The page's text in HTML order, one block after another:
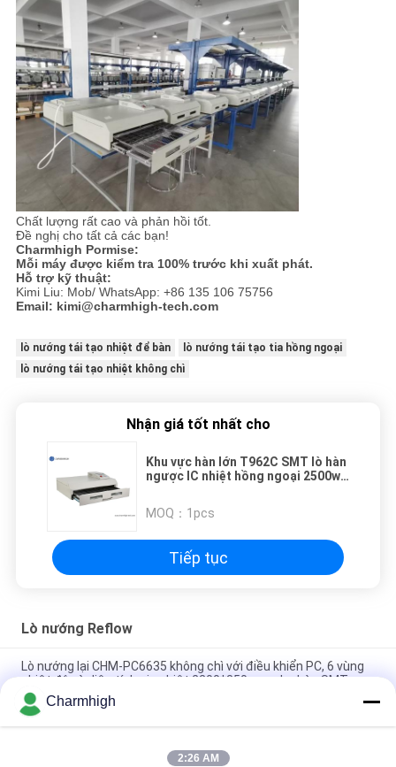
Chất lượng rất cao và phản hồi tốt.
Đề nghị cho tất cả các bạn!
Charmhigh Pormise:
Mỗi máy được kiểm tra 100% trước khi xuất phát.
Hỗ trợ kỹ thuật:
Kimi Liu: Mob/ WhatsApp: +86 135 106 75756
Email: kimi@charmhigh-tech.com
lò nướng tái tạo nhiệt để bàn
lò nướng tái tạo tia hồng ngoại
lò nướng tái tạo nhiệt không chì
Nhận giá tốt nhất cho
Khu vực hàn lớn T962C SMT lò hàn
ngược IC nhiệt hồng ngoại 2500w,
MOQ： 1pcs
Tiếp tục
Lò nướng Reflow
Lò nướng lại CHM-PC6635 không chì với điều khiển PC, 6 vùng
nhiệt độ và diện tích gia nhiệt 2200*350mm cho hàn SMT
CHM-F830 SMT thẳng đứng lò phản phồng 8 vùng Temp 1400
* 300mm Máy hàn không khí nóng
Charmhigh
2:26 AM